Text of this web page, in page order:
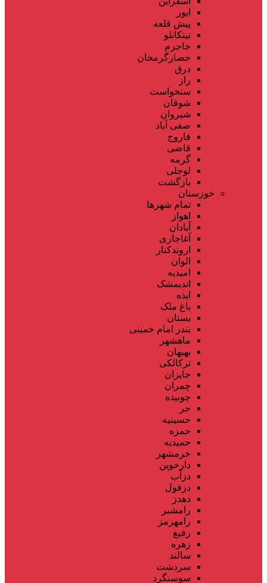
ایور
پیش قلعه
تیتکانلو
جاجرم
حصارگرمخان
درق
راز
سنخواست
شوقان
شیروان
صفی آباد
فاروج
قاضی
گرمه
لوجلی
بازگشت
خوزستان
تمام شهر‌ها
اهواز
آبادان
آغاجاری
اروندکنار
الوان
امیدیه
اندیمشک
ایذه
باغ ملک
بستان
بندر امام خمینی
ماهشهر
بهبهان
ترکالکی
جایزان
چمران
چوبیده
حر
حسینیه
حمزه
حمیدیه
خرمشهر
دارخوین
دزآب
دزفول
دهدز
رامشیر
رامهرمز
رفیع
زهره
سالند
سردشت
سوسنگرد